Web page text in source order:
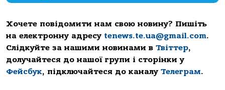
Хочете повідомити нам свою новину? Пишіть
на електронну адресу tenews.te.ua@gmail.com.
Слідкуйте за нашими новинами в Твіттер,
долучайтеся до нашої групи і сторінки у
Фейсбук, підключайтеся до каналу Телеграм.